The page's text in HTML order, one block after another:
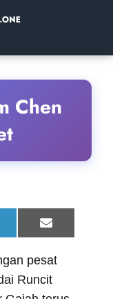
Chen
Share
on
E
m
i
pesat
Runcit